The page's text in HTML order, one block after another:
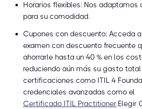
Horarios flexibles: Nos adaptamos
para su comodidad.
Cupones con descuento: Acceda
examen con descuento frecuente
ahorrarle hasta un 40 % en los
reduciendo aún más su gasto total
certificaciones como ITIL 4
credenciales avanzadas como el
Certificado ITIL Practitioner.Elegir